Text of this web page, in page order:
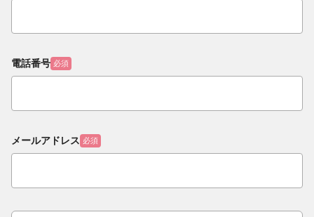
電話番号 必須
メールアドレス 必須